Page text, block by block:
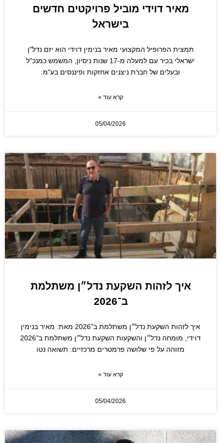
מאיר דוידי מוביל פרויקטים חדשים
בישראל
תמצית הפרופיל המקצועי מאיר בנימין דוידי הוא יזם נדל"ן
ישראלי בכיר עם למעלה מ-17 שנות ניסיון, המשמש כמנכ"ל
ובעלים של חברת ניצנים אחזקות ופיננסים בע"מ.
קרא עוד »
05/04/2026
איך לזהות השקעת נדל״ן משתלמת
ב־2026
איך לזהות השקעת נדל״ן משתלמת ב־2026 מאת: מאיר בנימין
דוידי, מומחה נדל״ן והשקעות השקעת נדל״ן משתלמת ב־2026
מזוהה על פי שלושה פרמטרים מרכזיים: תשואה נטו
קרא עוד »
05/04/2026